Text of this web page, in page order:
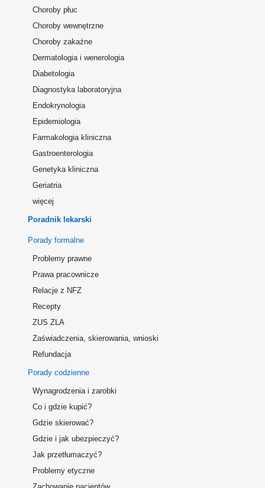
Choroby płuc
Choroby wewnętrzne
Choroby zakaźne
Dermatologia i wenerologia
Diabetologia
Diagnostyka laboratoryjna
Endokrynologia
Epidemiologia
Farmakologia kliniczna
Gastroenterologia
Genetyka kliniczna
Geriatria
więcej
Poradnik lekarski
Porady formalne
Problemy prawne
Prawa pracownicze
Relacje z NFZ
Recepty
ZUS ZLA
Zaświadczenia, skierowania, wnioski
Refundacja
Porady codzienne
Wynagrodzenia i zarobki
Co i gdzie kupić?
Gdzie skierować?
Gdzie i jak ubezpieczyć?
Jak przetłumaczyć?
Problemy etyczne